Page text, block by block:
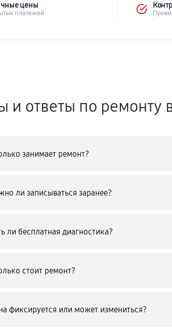
цены
платежей
и ответы по ремонту
занимает ремонт?
ли записываться заранее?
ли бесплатная диагностика?
стоит ремонт?
фиксируется или может измениться?